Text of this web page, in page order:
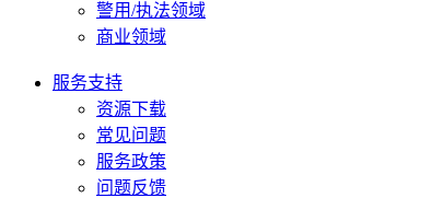
警用/执法领域
商业领域
服务支持
资源下载
常见问题
服务政策
问题反馈